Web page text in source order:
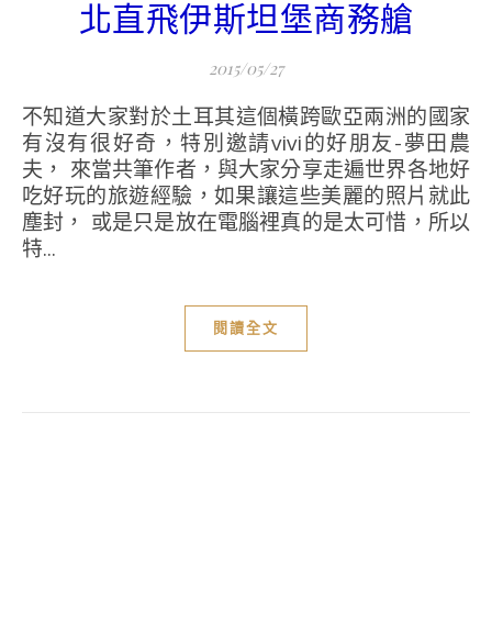
北直飛伊斯坦堡商務艙
2015/05/27
不知道大家對於土耳其這個橫跨歐亞兩洲的國家
有沒有很好奇，特別邀請vivi的好朋友-夢田農
夫， 來當共筆作者，與大家分享走遍世界各地好
吃好玩的旅遊經驗，如果讓這些美麗的照片就此
塵封， 或是只是放在電腦裡真的是太可惜，所以
特...
閱讀全文